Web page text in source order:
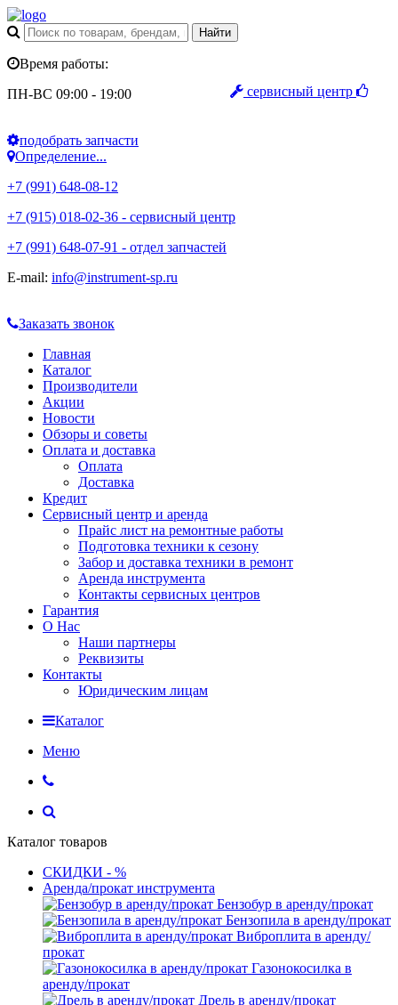
сервисный центр
Время работы:
ПН-ВС 09:00 - 19:00
подобрать запчасти
Определение...
+7 (991) 648-08-12
+7 (915) 018-02-36 - сервисный центр
+7 (991) 648-07-91 - отдел запчастей
E-mail: info@instrument-sp.ru
Заказать звонок
Главная
Каталог
Производители
Акции
Новости
Обзоры и советы
Оплата и доставка
Оплата
Доставка
Кредит
Сервисный центр и аренда
Прайс лист на ремонтные работы
Подготовка техники к сезону
Забор и доставка техники в ремонт
Аренда инструмента
Контакты сервисных центров
Гарантия
О Нас
Наши партнеры
Реквизиты
Контакты
Юридическим лицам
Каталог
Меню
Каталог товаров
СКИДКИ - %
Аренда/прокат инструмента
Бензобур в аренду/прокат
Бензопила в аренду/прокат
Виброплита в аренду/
прокат
Газонокосилка в
аренду/прокат
Дрель в аренду/прокат